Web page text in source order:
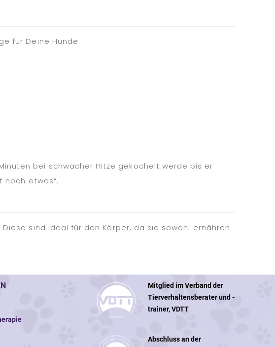
für Deine Hunde:
bei schwacher Hitze geköchelt werde bis er
noch etwas“.
sind ideal für den Körper, da sie sowohl ernähren
Mitglied im Verband der
Tierverhaltensberater und -
trainer, VDTT
Abschluss an der